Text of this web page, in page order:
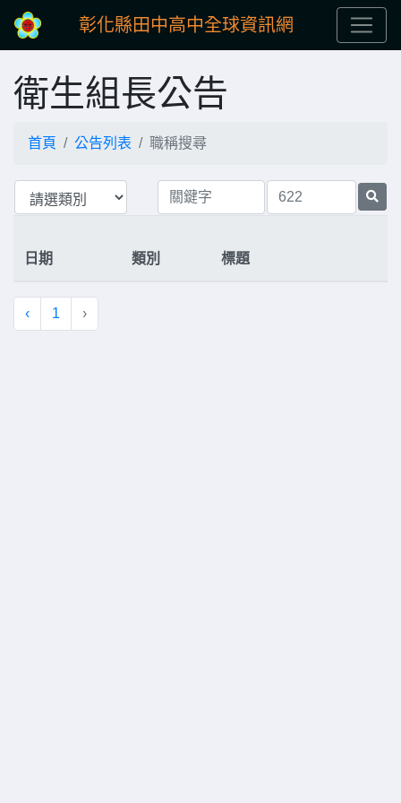
彰化縣田中高中全球資訊網
衛生組長公告
首頁 公告列表 職稱搜尋
日期 類別 標題
‹ 1 ›